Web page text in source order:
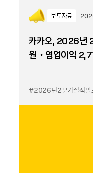
보도자료
카카오, 2026년
원・영업이익
#2026년2분기실적발